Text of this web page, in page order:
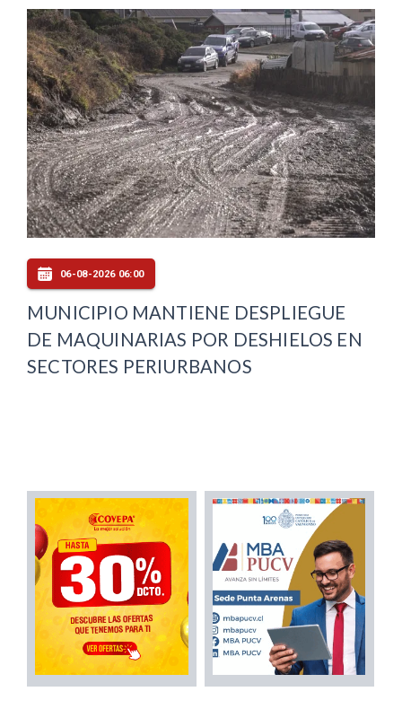
06-08-2026 06:00
MUNICIPIO MANTIENE DESPLIEGUE
DE MAQUINARIAS POR DESHIELOS EN
SECTORES PERIURBANOS